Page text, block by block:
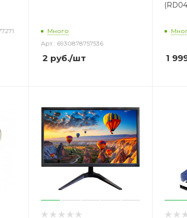
Много
Арт.: 6930878757536
2 руб./шт 1